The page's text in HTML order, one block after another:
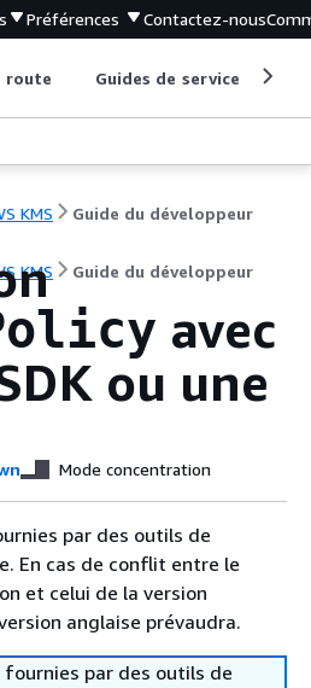
Préférences Contactez-nous
route Guides de service
KMS Guide du développeur
KMS Guide du développeur
avec
ou une
Mode concentration
par des outils de
En cas de conflit entre le
et celui de la version
anglaise prévaudra.
par des outils de